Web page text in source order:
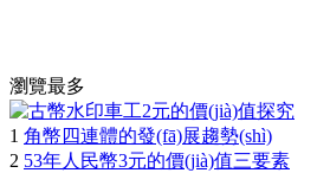
瀏覽最多
1 角幣四連體的發(fā)展趨勢(shì)
2 53年人民幣3元的價(jià)值三要素